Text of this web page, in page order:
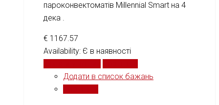
пароконвектоматів Millennial Smart на 4
дека .
€ 1167.57
Availability: Є в наявності
Додати в список бажань